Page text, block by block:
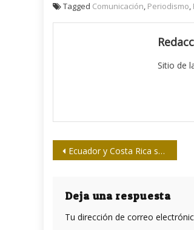
Tagged Comunicación, Periodismo,
Sitio de
Navegación
entradas
Ecuador y Costa Rica satisfechos por derogación de política contra Cuba
Deja una respuesta
Tu dirección de correo